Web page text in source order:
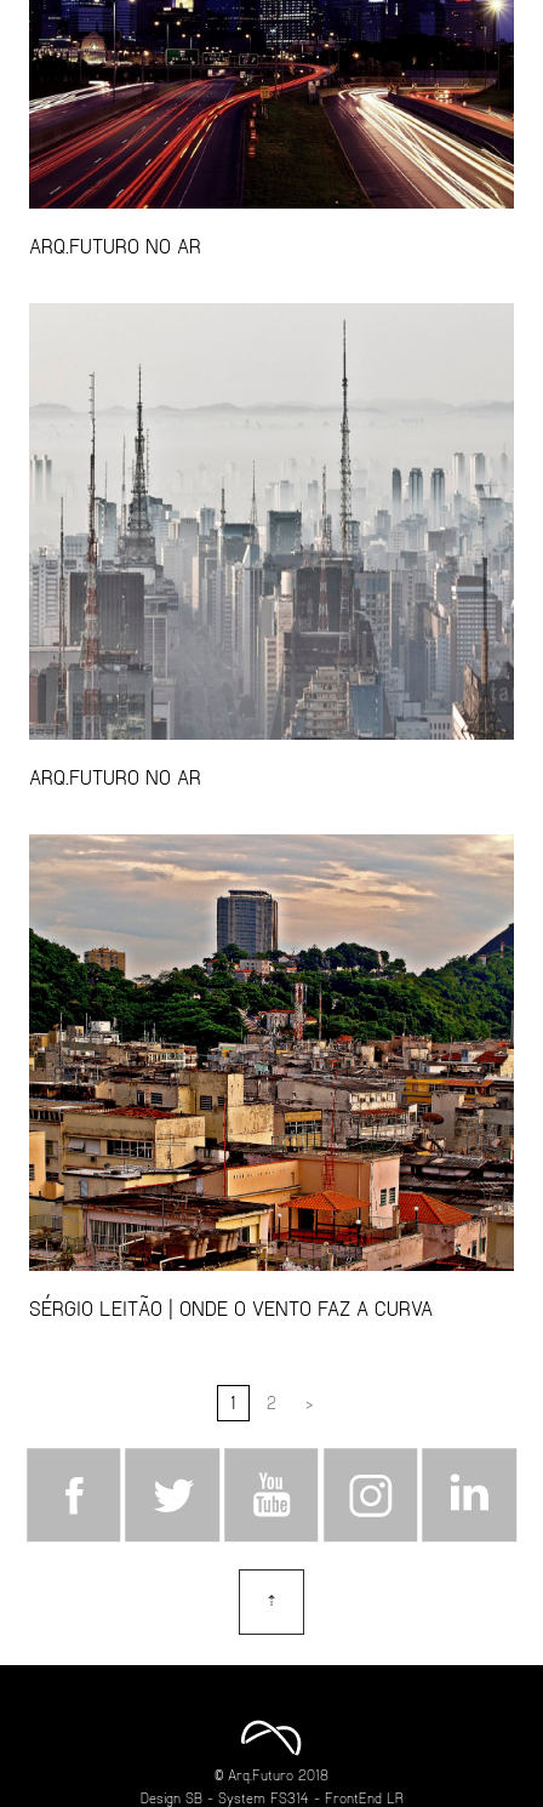
ARQ.FUTURO NO AR
ARQ.FUTURO NO AR
SÉRGIO LEITÃO | ONDE O VENTO FAZ A CURVA
1 2 >
⇡
© Arq.Futuro 2018
Design SB- System FS314 - FrontEnd LR